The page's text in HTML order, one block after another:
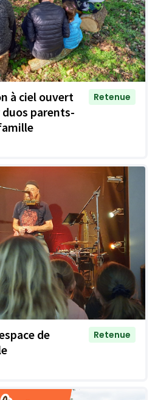
à ciel ouvert
parents-
Retenue
de
Retenue